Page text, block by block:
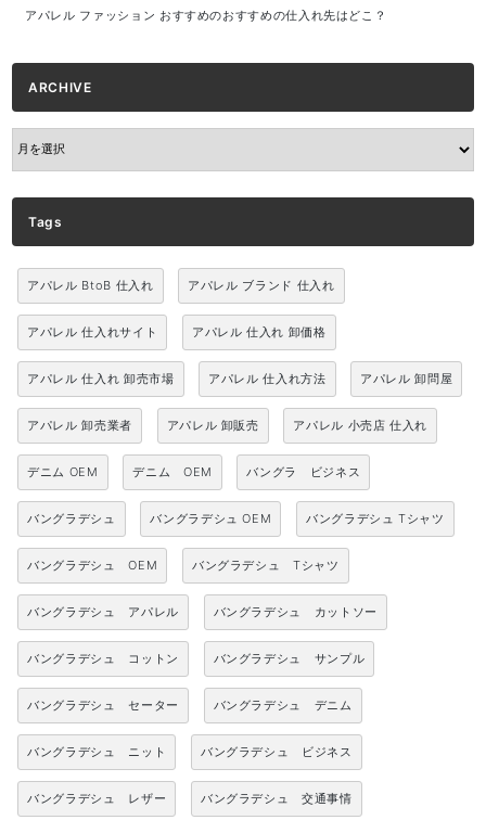
アパレル ファッション おすすめのおすすめの仕入れ先はどこ？
ARCHIVE
ARCHIVE
Tags
アパレル BtoB 仕入れ アパレル ブランド 仕入れ
アパレル 仕入れサイト アパレル 仕入れ 卸価格
アパレル 仕入れ 卸売市場 アパレル 仕入れ方法 アパレル 卸問屋
アパレル 卸売業者 アパレル 卸販売 アパレル 小売店 仕入れ
デニム OEM デニム OEM バングラ ビジネス
バングラデシュ バングラデシュ OEM バングラデシュ Tシャツ
バングラデシュ OEM バングラデシュ Tシャツ
バングラデシュ アパレル バングラデシュ カットソー
バングラデシュ コットン バングラデシュ サンプル
バングラデシュ セーター バングラデシュ デニム
バングラデシュ ニット バングラデシュ ビジネス
バングラデシュ レザー バングラデシュ 交通事情